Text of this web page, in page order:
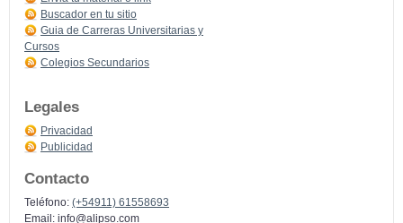
Buscador en tu sitio
Guia de Carreras Universitarias y
Cursos
Colegios Secundarios
Legales
Privacidad
Publicidad
Contacto
Teléfono: (+54911) 61558693
Email: info@alipso.com